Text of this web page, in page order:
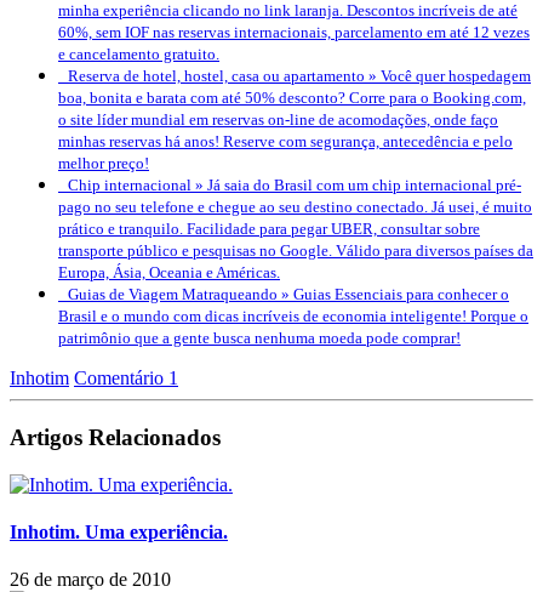
minha experiência clicando no link laranja. Descontos incríveis de até
60%, sem IOF nas reservas internacionais, parcelamento em até 12 vezes
e cancelamento gratuito.
Reserva de hotel, hostel, casa ou apartamento » Você quer hospedagem
boa, bonita e barata com até 50% desconto? Corre para o Booking.com,
o site líder mundial em reservas on-line de acomodações, onde faço
minhas reservas há anos! Reserve com segurança, antecedência e pelo
melhor preço!
Chip internacional » Já saia do Brasil com um chip internacional pré-
pago no seu telefone e chegue ao seu destino conectado. Já usei, é muito
prático e tranquilo. Facilidade para pegar UBER, consultar sobre
transporte público e pesquisas no Google. Válido para diversos países da
Europa, Ásia, Oceania e Américas.
Guias de Viagem Matraqueando » Guias Essenciais para conhecer o
Brasil e o mundo com dicas incríveis de economia inteligente! Porque o
patrimônio que a gente busca nenhuma moeda pode comprar!
Inhotim Comentário 1
Artigos Relacionados
Inhotim. Uma experiência.
26 de março de 2010